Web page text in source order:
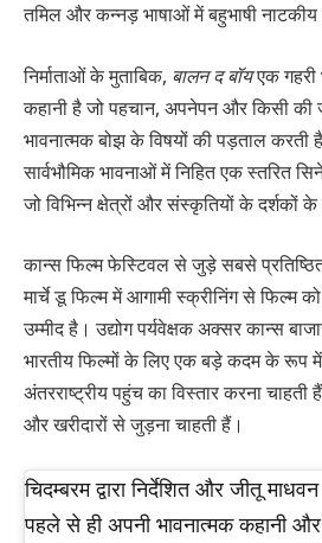
तमिल और कन्नड़ भाषाओं में बहुभाषी नाटकीय
निर्माताओं के मुताबिक, बालन द बॉयएक गहरी
कहानी है जो पहचान, अपनेपन और किसी
भावनात्मक बोझ के विषयों की पड़ताल करती
सार्वभौमिक भावनाओं में निहित एक स्तरित
जो विभिन्न क्षेत्रों और संस्कृतियों के
कान्स फिल्म फेस्टिवल से जुड़े सबसे
मार्चे डू फिल्म में आगामी स्क्रीनिंग से फिल्म
उम्मीद है। उद्योग पर्यवेक्षक अक्सर कान्स
भारतीय फिल्मों के लिए एक बड़े कदम के रूप
अंतरराष्ट्रीय पहुंच का विस्तार करना चाहती
और खरीदारों से जुड़ना चाहती हैं।
चिदम्बरम द्वारा निर्देशित और जीतू
पहले से ही अपनी भावनात्मक कहानी